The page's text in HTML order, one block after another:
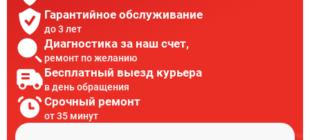
Гарантийное обслуживание
до 3 лет
Диагностика за наш счет,
ремонт по желанию
Бесплатный выезд курьера
в день обращения
Срочный ремонт
от 35 минут